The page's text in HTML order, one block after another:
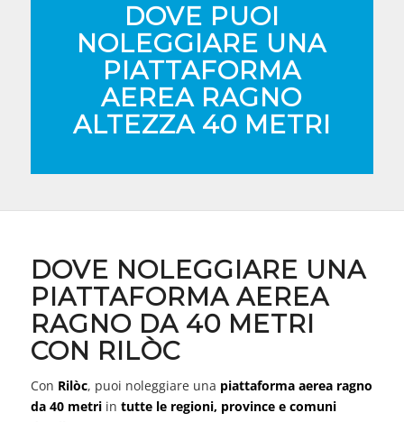
DOVE PUOI
NOLEGGIARE UNA
PIATTAFORMA
AEREA RAGNO
ALTEZZA 40 METRI
DOVE NOLEGGIARE UNA
PIATTAFORMA AEREA
RAGNO DA 40 METRI
CON RILÒC
Con Rilòc, puoi noleggiare una piattaforma aerea ragno
da 40 metriin tutte le regioni, province e comuni